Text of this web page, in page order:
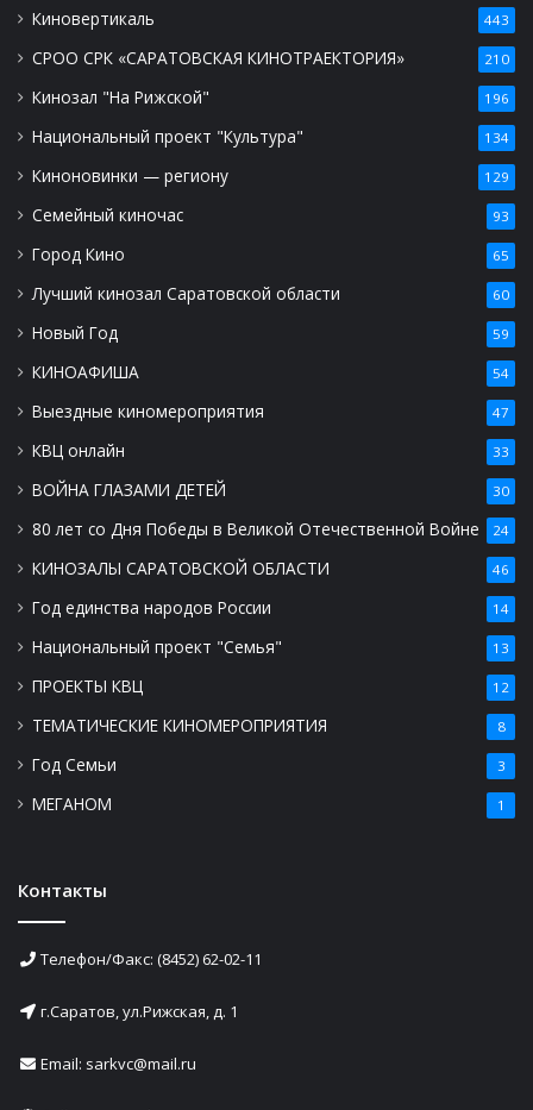
Киновертикаль 443
СРОО СРК «САРАТОВСКАЯ КИНОТРАЕКТОРИЯ» 210
Кинозал "На Рижской" 196
Национальный проект "Культура" 134
Киноновинки — региону 129
Семейный киночас 93
Город Кино 65
Лучший кинозал Саратовской области 60
Новый Год 59
КИНОАФИША 54
Выездные киномероприятия 47
КВЦ онлайн 33
ВОЙНА ГЛАЗАМИ ДЕТЕЙ 30
80 лет со Дня Победы в Великой Отечественной Войне 24
КИНОЗАЛЫ САРАТОВСКОЙ ОБЛАСТИ 46
Год единства народов России 14
Национальный проект "Семья" 13
ПРОЕКТЫ КВЦ 12
ТЕМАТИЧЕСКИЕ КИНОМЕРОПРИЯТИЯ 8
Год Семьи 3
МЕГАНОМ 1
Контакты
Телефон/Факс: (8452) 62-02-11
г.Саратов, ул.Рижская, д. 1
Email: sarkvc@mail.ru